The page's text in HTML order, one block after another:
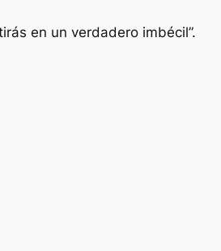
en un verdadero imbécil”.